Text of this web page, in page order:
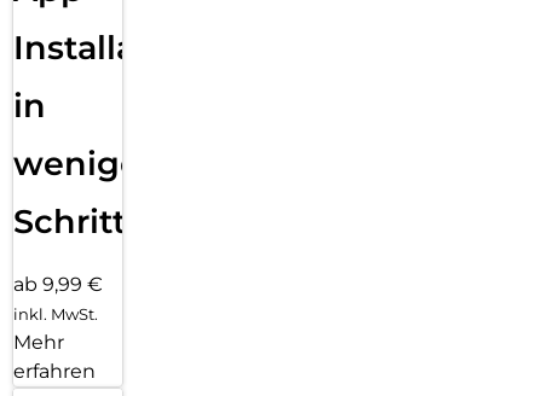
Installation
in
wenigen
Schritten
ab 9,99 €
inkl. MwSt.
Mehr
erfahren